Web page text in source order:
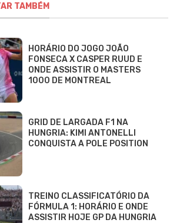
TAMBÉM
HORÁRIO DO JOGO JOÃO
FONSECA X CASPER RUUD E
ONDE ASSISTIR O MASTERS
1000 DE MONTREAL
GRID DE LARGADA F1 NA
HUNGRIA: KIMI ANTONELLI
CONQUISTA A POLE POSITION
TREINO CLASSIFICATÓRIO DA
FÓRMULA 1: HORÁRIO E ONDE
ASSISTIR HOJE GP DA HUNGRIA